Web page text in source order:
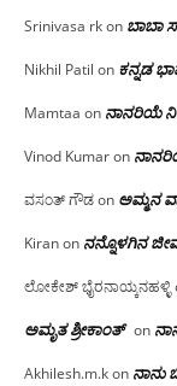
Srinivasa rkon ಬಾಬಾ
Nikhil Patil on ಕನ್ನಡ
Mamtaa on ನಾನರಿಯೆ
Vinod Kumaron
ವಸಂತ್ ಗೌಡon ಅಮ್ಮನ
Kiranon ನನ್ನೊಳಗಿನ
ಲೋಕೇಶ್ ಭೈರನಾಯ್ಕನಹಳ್ಳಿ
ಅಮೃತ ಶ್ರೀಕಾಂತ್ on
Akhilesh.m.kon ನಾನು